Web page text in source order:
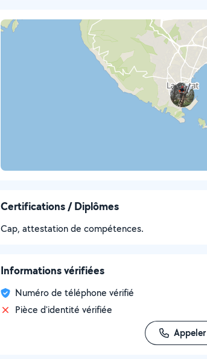
Certifications / Diplômes
Cap, attestation de compétences.
Informations vérifiées
Numéro de téléphone vérifié
Pièce d'identité vérifiée
Appeler